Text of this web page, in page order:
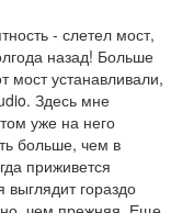
- слетел мост,
назад! Больше
мост устанавливали,
Здесь мне
уже на него
больше, чем в
приживется
выглядит гораздо